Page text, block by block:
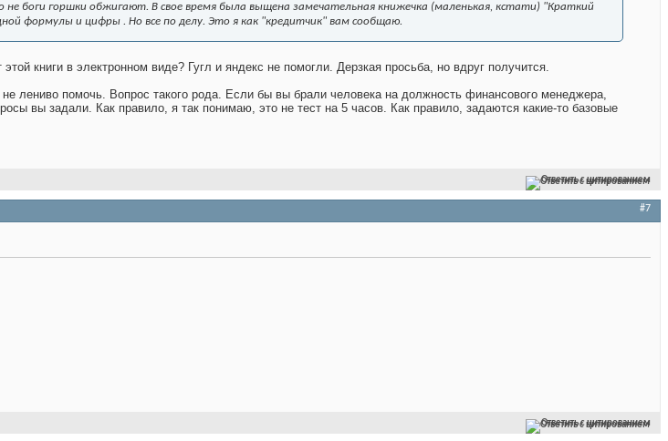
боги горшки обжигают. В свое время была выщена замечательная книжечка (маленькая, кстати) "Краткий
формулы и цифры . Но все по делу. Это я как "кредитчик" вам сообщаю.
книги в электронном виде? Гугл и яндекс не помогли. Дерзкая просьба, но вдруг получится.
лениво помочь. Вопрос такого рода. Если бы вы брали человека на должность финансового менеджера,
вы задали. Как правило, я так понимаю, это не тест на 5 часов. Как правило, задаются какие-то базовые
Ответить с цитированием
#7
Ответить с цитированием